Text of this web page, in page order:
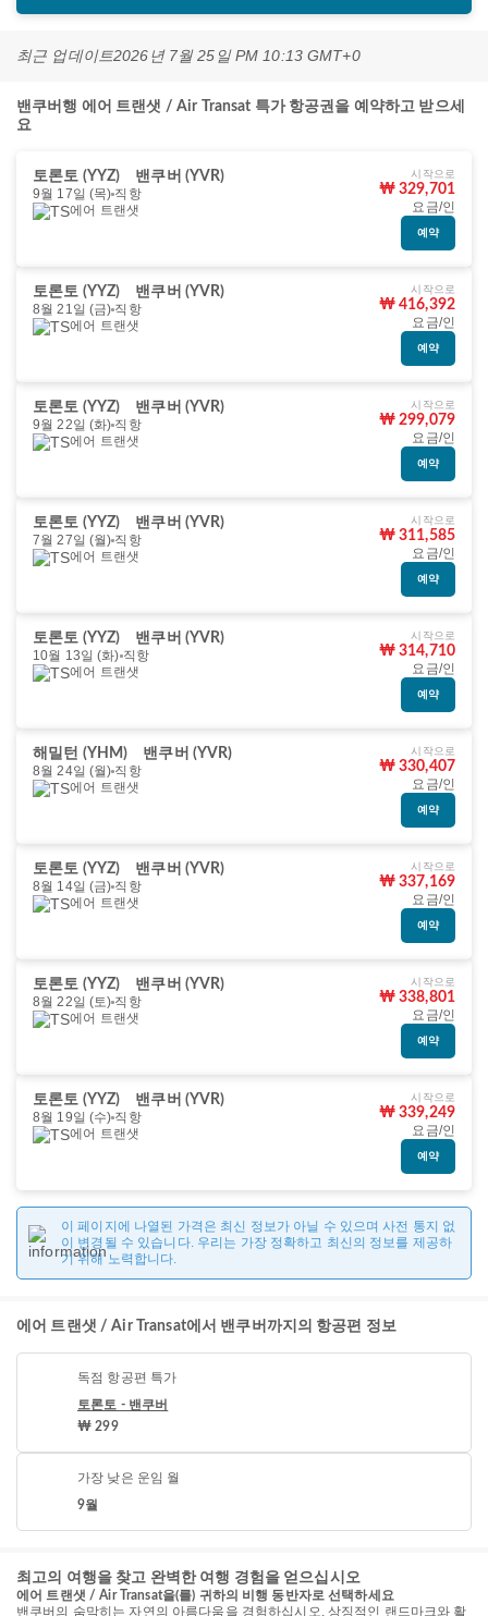
최근 업데이트2026년 7월 25일 PM 10:13 GMT+0
밴쿠버행 에어 트랜샛 / Air Transat 특가 항공권을 예약하고 받으세
요
토론토 (YYZ)
밴쿠버 (YVR)
9월 17일 (목) 직항
에어 트랜샛
시작으로
₩ 329,701
요금/인
예약
토론토 (YYZ)
밴쿠버 (YVR)
8월 21일 (금) 직항
에어 트랜샛
시작으로
₩ 416,392
요금/인
예약
토론토 (YYZ)
밴쿠버 (YVR)
9월 22일 (화) 직항
에어 트랜샛
시작으로
₩ 299,079
요금/인
예약
토론토 (YYZ)
밴쿠버 (YVR)
7월 27일 (월) 직항
에어 트랜샛
시작으로
₩ 311,585
요금/인
예약
토론토 (YYZ)
밴쿠버 (YVR)
10월 13일 (화) 직항
에어 트랜샛
시작으로
₩ 314,710
요금/인
예약
해밀턴 (YHM)
밴쿠버 (YVR)
8월 24일 (월) 직항
에어 트랜샛
시작으로
₩ 330,407
요금/인
예약
토론토 (YYZ)
밴쿠버 (YVR)
8월 14일 (금) 직항
에어 트랜샛
시작으로
₩ 337,169
요금/인
예약
토론토 (YYZ)
밴쿠버 (YVR)
8월 22일 (토) 직항
에어 트랜샛
시작으로
₩ 338,801
요금/인
예약
토론토 (YYZ)
밴쿠버 (YVR)
8월 19일 (수) 직항
에어 트랜샛
시작으로
₩ 339,249
요금/인
예약
이 페이지에 나열된 가격은 최신 정보가 아닐 수 있으며 사전 통지 없
이 변경될 수 있습니다. 우리는 가장 정확하고 최신의 정보를 제공하
기 위해 노력합니다.
에어 트랜샛 / Air Transat에서 밴쿠버까지의 항공편 정보
독점 항공편 특가
토론토 - 밴쿠버
₩ 299
가장 낮은 운임 월
9월
최고의 여행을 찾고 완벽한 여행 경험을 얻으십시오
에어 트랜샛 / Air Transat을(를) 귀하의 비행 동반자로 선택하세요
밴쿠버의 숨막히는 자연의 아름다움을 경험하십시오. 상징적인 랜드마크와 활